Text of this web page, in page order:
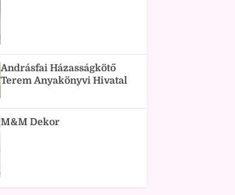
Andrásfai Házasságkötő
Terem Anyakönyvi Hivatal
M&M Dekor